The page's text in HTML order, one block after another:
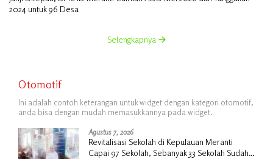
2024 untuk 96 Desa
Selengkapnya
Otomotif
Ini adalah contoh keterangan untuk widget dengan kategori otomotif,
anda bisa dengan mudah memasukkannya pada widget.
Agustus 7, 2026
Revitalisasi Sekolah di Kepulauan Meranti
Capai 97 Sekolah, Sebanyak 33 Sekolah Sudah